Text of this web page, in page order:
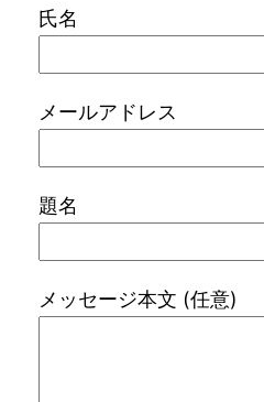
氏名
メールアドレス
題名
メッセージ本文 (任意)